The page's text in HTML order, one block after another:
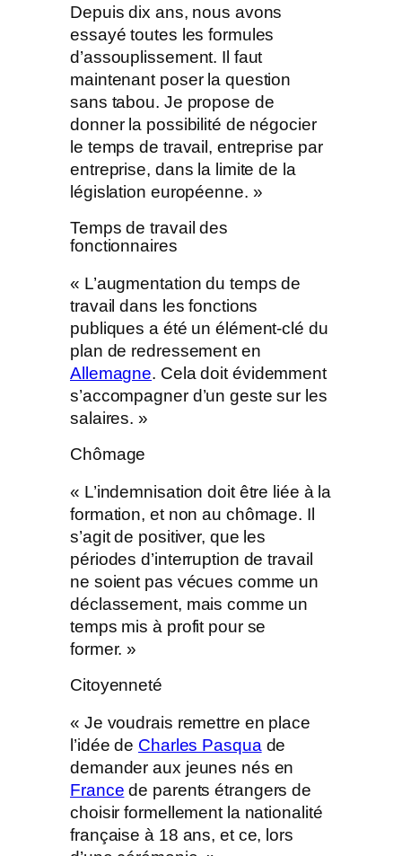
Depuis dix ans, nous avons
essayé toutes les formules
d’assouplissement. Il faut
maintenant poser la question
sans tabou. Je propose de
donner la possibilité de négocier
le temps de travail, entreprise par
entreprise, dans la limite de la
législation européenne. »
Temps de travail des
fonctionnaires
« L’augmentation du temps de
travail dans les fonctions
publiques a été un élément-clé du
plan de redressement en
Allemagne. Cela doit évidemment
s’accompagner d’un geste sur les
salaires. »
Chômage
« L’indemnisation doit être liée à la
formation, et non au chômage. Il
s’agit de positiver, que les
périodes d’interruption de travail
ne soient pas vécues comme un
déclassement, mais comme un
temps mis à profit pour se
former. »
Citoyenneté
« Je voudrais remettre en place
l’idée de Charles Pasqua de
demander aux jeunes nés en
France de parents étrangers de
choisir formellement la nationalité
française à 18 ans, et ce, lors